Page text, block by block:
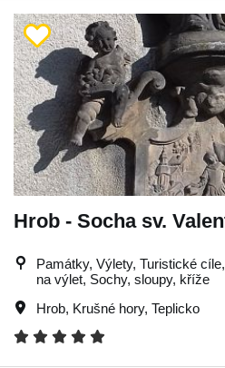
Hrob - Socha sv.
Památky, Výlety, Turistické
na výlet, Sochy, sloupy, kříže
Hrob, Krušné hory, Teplicko